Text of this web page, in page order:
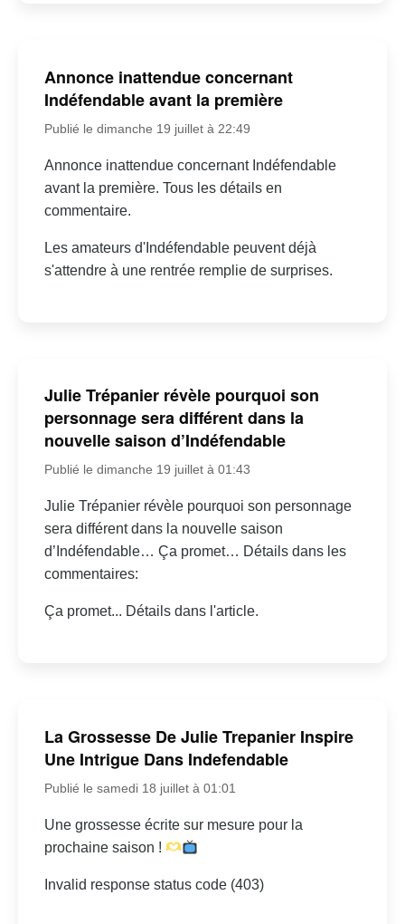
Annonce inattendue concernant
Indéfendable avant la première
Publié le dimanche 19 juillet à 22:49
Annonce inattendue concernant Indéfendable
avant la première. Tous les détails en
commentaire.
Les amateurs d'Indéfendable peuvent déjà
s'attendre à une rentrée remplie de surprises.
Julie Trépanier révèle pourquoi son
personnage sera différent dans la
nouvelle saison d’Indéfendable
Publié le dimanche 19 juillet à 01:43
Julie Trépanier révèle pourquoi son personnage
sera différent dans la nouvelle saison
d’Indéfendable… Ça promet… Détails dans les
commentaires:
Ça promet... Détails dans l'article.
La Grossesse De Julie Trepanier Inspire
Une Intrigue Dans Indefendable
Publié le samedi 18 juillet à 01:01
Une grossesse écrite sur mesure pour la
prochaine saison !
Invalid response status code (403)